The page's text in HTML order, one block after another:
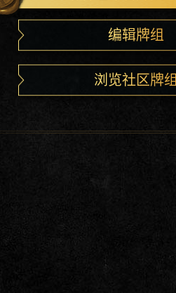
编辑牌组
浏览社区牌组